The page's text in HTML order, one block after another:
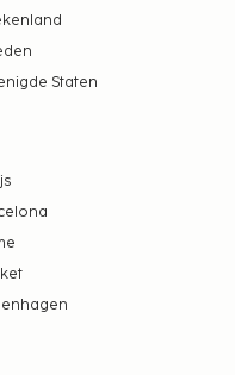
Staten